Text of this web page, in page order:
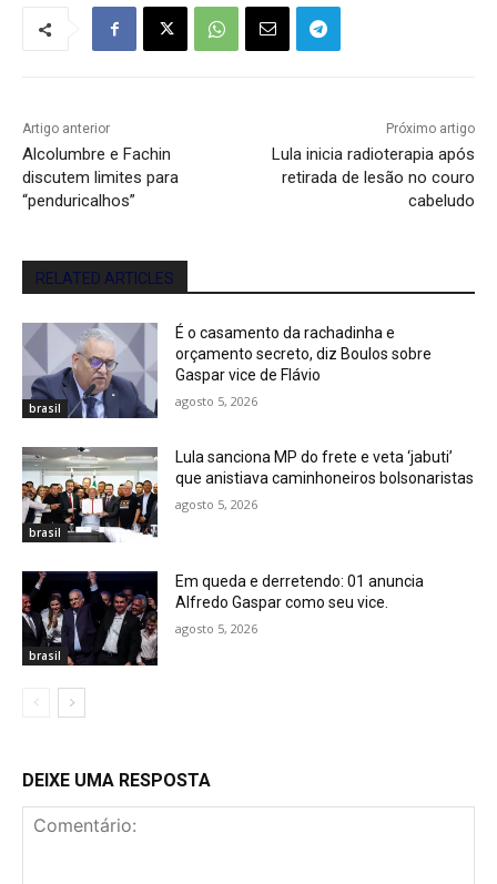
Artigo anterior
Alcolumbre e Fachin
discutem limites para
“penduricalhos”
Próximo artigo
Lula inicia radioterapia após
retirada de lesão no couro
cabeludo
RELATED ARTICLES
brasil
É o casamento da rachadinha e
orçamento secreto, diz Boulos sobre
Gaspar vice de Flávio
agosto 5, 2026
brasil
Lula sanciona MP do frete e veta ‘jabuti’
que anistiava caminhoneiros bolsonaristas
agosto 5, 2026
brasil
Em queda e derretendo: 01 anuncia
Alfredo Gaspar como seu vice.
agosto 5, 2026
DEIXE UMA RESPOSTA